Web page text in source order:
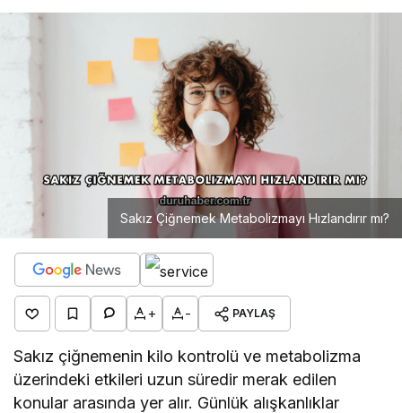
Sakız Çiğnemek Metabolizmayı Hızlandırır mı?
+ - PAYLAŞ
Sakız çiğnemenin kilo kontrolü ve metabolizma
üzerindeki etkileri uzun süredir merak edilen
konular arasında yer alır. Günlük alışkanlıklar